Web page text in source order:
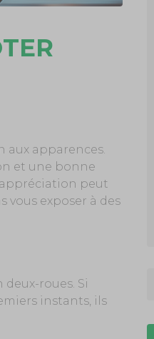
apparences.
et une bonne
peut
vous exposer à des
roues. Si
instants, ils